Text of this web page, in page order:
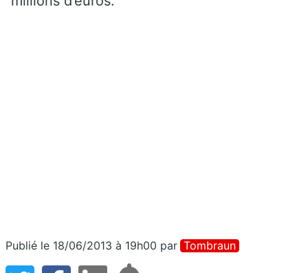
Publié le 18/06/2013 à 19h00 par Tombraun